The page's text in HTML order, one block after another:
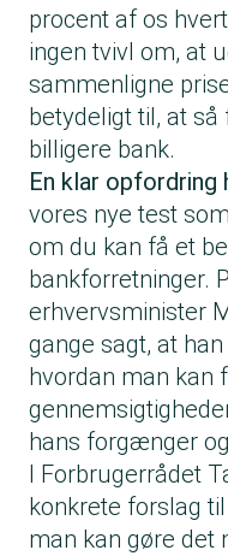
procent af os
ingen tvivl om, at
sammenligne
betydeligt til, at
billigere bank.
En klar opfordring
vores nye test
om du kan få et
bankforretninger.
erhvervsminister
gange sagt, at
hvordan man kan
hans forgænger
I Forbrugerrådet
konkrete forslag
man kan gøre det